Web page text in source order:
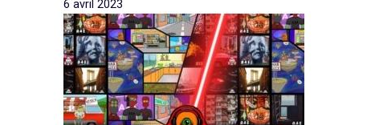
6 avril 2023